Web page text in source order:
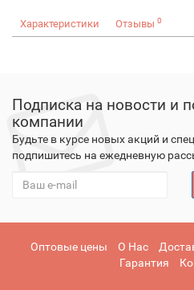
Характеристики Отзывы 0
Подписка на новости и
компании
Будьте в курсе новых акций и
подпишитесь на ежедневную
Оптовые цены О Нас
Гарантия